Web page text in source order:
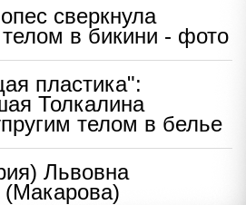
сверкнула
в бикини - фото
пластика":
Толкалина
телом в белье
Львовна
(Макарова)